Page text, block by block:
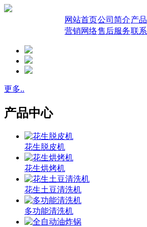
网站首页公司简介产
营销网络售后服务联
更多..
产品中心
花生脱皮机
花生烘烤机
花生土豆清洗机
多功能清洗机